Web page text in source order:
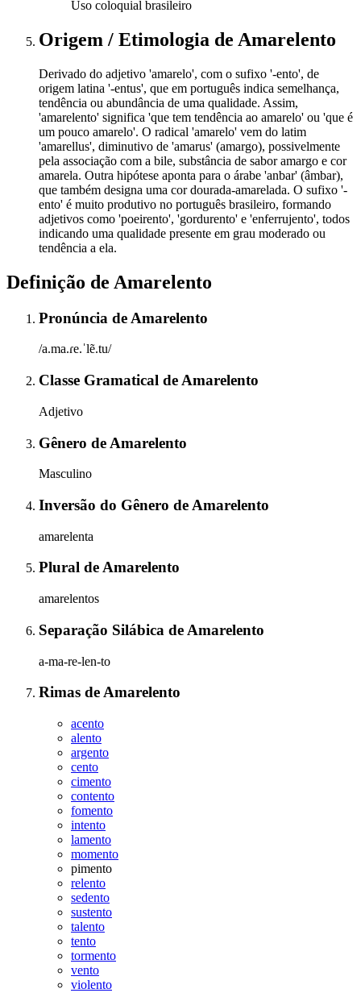
Uso coloquial brasileiro
Origem / Etimologia de Amarelento
Derivado do adjetivo 'amarelo', com o sufixo '-ento', de
origem latina '-entus', que em português indica semelhança,
tendência ou abundância de uma qualidade. Assim,
'amarelento' significa 'que tem tendência ao amarelo' ou 'que é
um pouco amarelo'. O radical 'amarelo' vem do latim
'amarellus', diminutivo de 'amarus' (amargo), possivelmente
pela associação com a bile, substância de sabor amargo e cor
amarela. Outra hipótese aponta para o árabe 'anbar' (âmbar),
que também designa uma cor dourada-amarelada. O sufixo '-
ento' é muito produtivo no português brasileiro, formando
adjetivos como 'poeirento', 'gordurento' e 'enferrujento', todos
indicando uma qualidade presente em grau moderado ou
tendência a ela.
Definição de Amarelento
Pronúncia de Amarelento
/a.ma.ɾe.ˈlẽ.tu/
Classe Gramatical de Amarelento
Adjetivo
Gênero de Amarelento
Masculino
Inversão do Gênero de Amarelento
amarelenta
Plural deAmarelento
amarelentos
Separação Silábica de Amarelento
a-ma-re-len-to
Rimas deAmarelento
acento
alento
argento
cento
cimento
contento
fomento
intento
lamento
momento
pimento
relento
sedento
sustento
talento
tento
tormento
vento
violento